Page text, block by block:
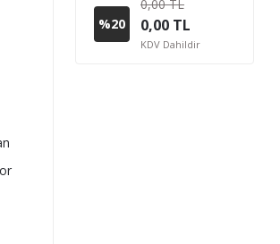
için lütfen bizimle iletişime
geçiniz.)
%20
0,00 TL
0,00 TL
KDV Dahildir